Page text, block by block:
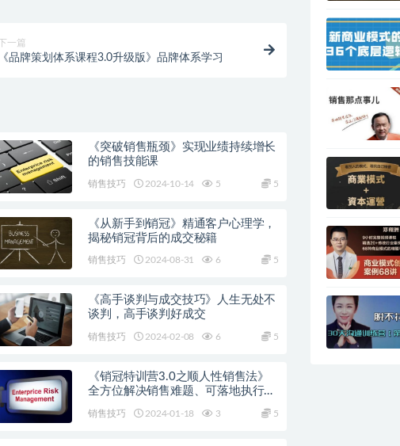
一篇
《品牌策划体系课程3.0升级版》品牌体系学习
《突破销售瓶颈》实现业绩持续增长
的销售技能课
销售技巧 2024-10-14 5 5
《从新手到销冠》精通客户心理学，
揭秘销冠背后的成交秘籍
销售技巧 2024-08-31 6 5
《高手谈判与成交技巧》人生无处不
谈判，高手谈判好成交
销售技巧 2024-02-08 6 5
《销冠特训营3.0之顺人性销售法》
全方位解决销售难题、可落地执行有
销售技巧 2024-01-18 3 5